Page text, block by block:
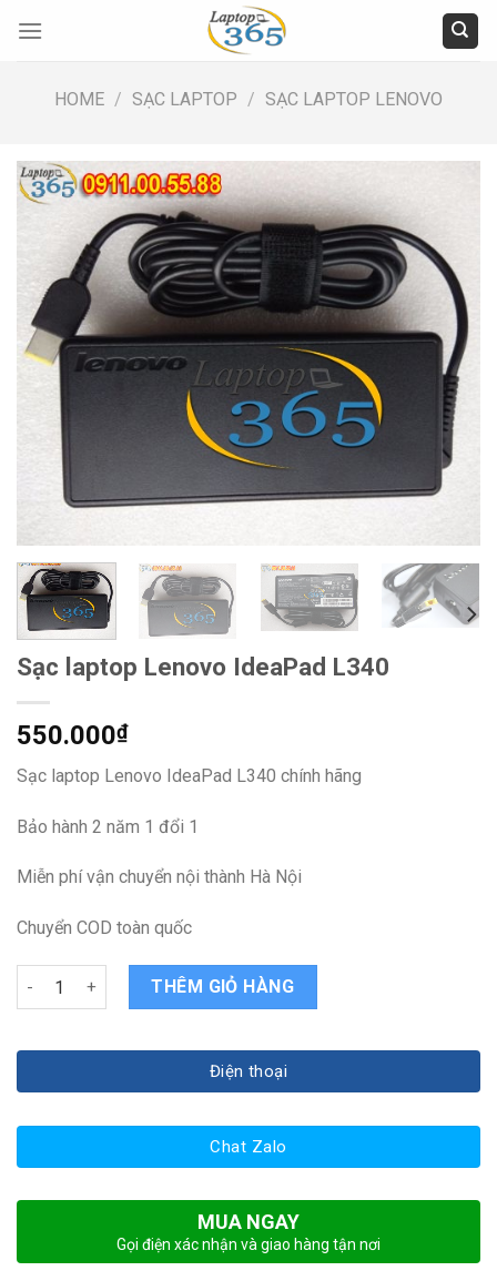
HOME / SẠC LAPTOP / SẠC LAPTOP LENOVO
Sạc laptop Lenovo IdeaPad L340
550.000₫
Sạc laptop Lenovo IdeaPad L340 chính hãng
Bảo hành 2 năm 1 đổi 1
Miễn phí vận chuyển nội thành Hà Nội
Chuyển COD toàn quốc
Sạc laptop Lenovo IdeaPad L340 quantity
THÊM GIỎ HÀNG
Điện thoại
Chat Zalo
MUA NGAY
Gọi điện xác nhận và giao hàng tận nơi